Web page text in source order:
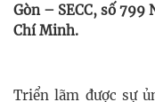
Gòn – SECC, số 799
Chí Minh.
Triển lãm được sự